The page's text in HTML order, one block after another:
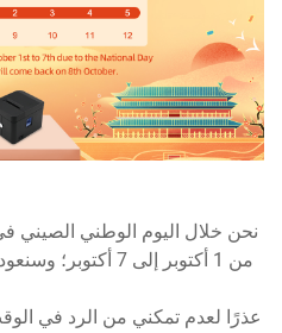
نحن خلال اليوم الوطني الصيني
من 1 أكتوبر إلى 7
عذرًا لعدم تمكني من الرد في